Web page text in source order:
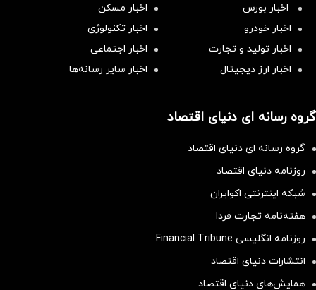
اخبار بورس
اخبار مسکن
اخبار خودرو
اخبار تکنولوژی
اخبار تولید و تجارت
اخبار اجتماعی
اخبار ارز دیجیتال
اخبار سایر رسانه‌‌ها
گروه رسانه ای دنیای اقتصاد
گروه رسانه ای دنیای اقتصاد
روزنامه دنیای اقتصاد
شبکه اینترنتی اکوایران
هفته‌نامه تجارت فردا
روزنامه انگلیسی Financial Tribune
انتشارات دنیای اقتصاد
همایش‌های دنیای اقتصاد